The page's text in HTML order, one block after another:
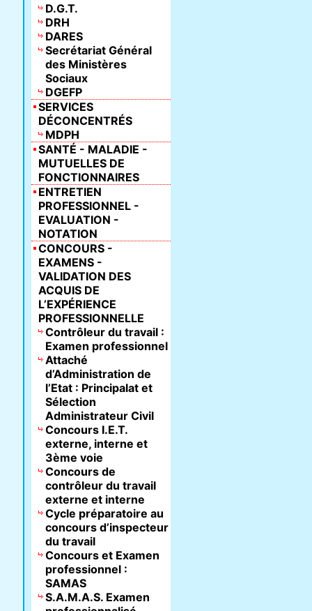
D.G.T.
DRH
DARES
Secrétariat Général
des Ministères
Sociaux
DGEFP
SERVICES
DÉCONCENTRÉS
MDPH
SANTÉ - MALADIE -
MUTUELLES DE
FONCTIONNAIRES
ENTRETIEN
PROFESSIONNEL -
EVALUATION -
NOTATION
CONCOURS -
EXAMENS -
VALIDATION DES
ACQUIS DE
L’EXPÉRIENCE
PROFESSIONNELLE
Contrôleur du travail :
Examen professionnel
Attaché
d’Administration de
l’Etat : Principalat et
Sélection
Administrateur Civil
Concours I.E.T.
externe, interne et
3ème voie
Concours de
contrôleur du travail
externe et interne
Cycle préparatoire au
concours d’inspecteur
du travail
Concours et Examen
professionnel :
SAMAS
S.A.M.A.S. Examen